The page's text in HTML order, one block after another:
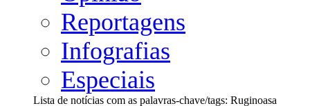
Reportagens
Infografias
Especiais
Lista de notícias com as palavras-chave/tags: Ruginoasa